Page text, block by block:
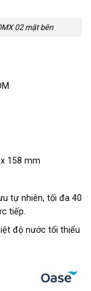
02 mặt bên
158 mm
tự nhiên, tối đa 40
tiếp.
độ nước tối thiểu